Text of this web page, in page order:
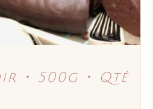
･ 500g ･ Qté